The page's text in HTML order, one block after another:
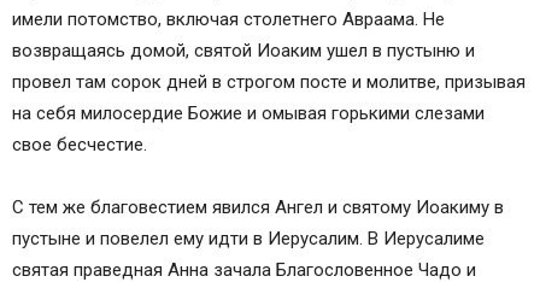
имели потомство, включая столетнего Авраама. Не
возвращаясь домой, святой Иоаким ушел в пустыню и
провел там сорок дней в строгом посте и молитве, призывая
на себя милосердие Божие и омывая горькими слезами
свое бесчестие.
С тем же благовестием явился Ангел и святому Иоакиму в
пустыне и повелел ему идти в Иерусалим. В Иерусалиме
святая праведная Анна зачала Благословенное Чадо и